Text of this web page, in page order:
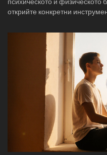
открийте конкретни